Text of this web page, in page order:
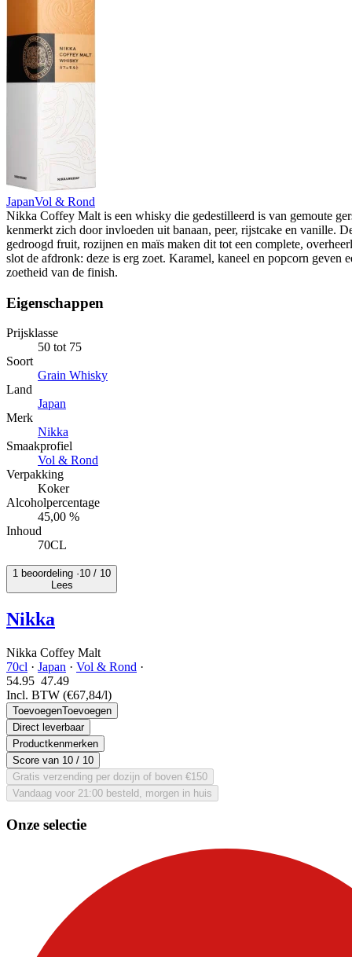
JapanVol & Rond
Nikka Coffey Malt is een whisky die gedestilleerd is van gemoute
kenmerkt zich door invloeden uit banaan, peer, rijstcake en vanille.
gedroogd fruit, rozijnen en maïs maken dit tot een complete,
slot de afdronk: deze is erg zoet. Karamel, kaneel en popcorn geven
zoetheid van de finish.
Eigenschappen
Prijsklasse
50 tot 75
Soort
Grain Whisky
Land
Japan
Merk
Nikka
Smaakprofiel
Vol & Rond
Verpakking
Koker
Alcoholpercentage
45,00 %
Inhoud
70CL
1 beoordeling ·10 / 10
Lees
Nikka
Nikka Coffey Malt
70cl · Japan · Vol & Rond ·
54.95 47.49
Incl. BTW (€67,84/l)
ToevoegenToevoegen
Direct leverbaar
Productkenmerken
Score van 10 / 10
Gratis verzending per dozijn of boven €150
Vandaag voor 21:00 besteld, morgen in huis
Onze selectie